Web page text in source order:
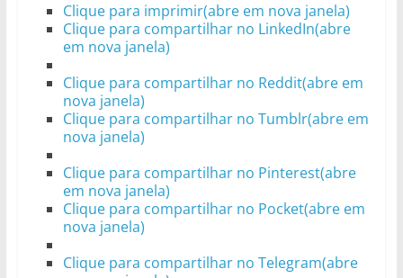
Clique para imprimir(abre em nova janela)
Clique para compartilhar no LinkedIn(abre
em nova janela)
Clique para compartilhar no Reddit(abre em
nova janela)
Clique para compartilhar no Tumblr(abre em
nova janela)
Clique para compartilhar no Pinterest(abre
em nova janela)
Clique para compartilhar no Pocket(abre em
nova janela)
Clique para compartilhar no Telegram(abre